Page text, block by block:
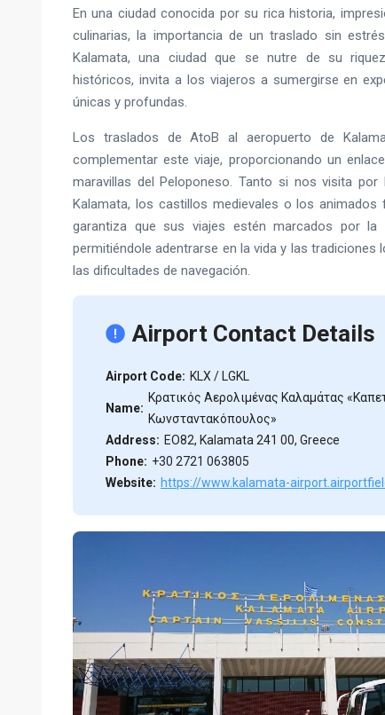
En una ciudad conocida por su rica historia,
culinarias, la importancia de un traslado sin
Kalamata, una ciudad que se nutre de su
históricos, invita a los viajeros a sumergirse en
únicas y profundas.
Los traslados de AtoB al aeropuerto de
complementar este viaje, proporcionando un
maravillas del Peloponeso. Tanto si nos visita
Kalamata, los castillos medievales o los animados
garantiza que sus viajes estén marcados por la
permitiéndole adentrarse en la vida y las tradiciones
las dificultades de navegación.
Airport Contact Details
Airport Code: KLX / LGKL
Name:
Κρατικός Αερολιμένας Καλαμάτας
Κωνσταντακόπουλος»
Address: EO82, Kalamata 241 00, Greece
Phone: +30 2721 063805
Website: https://www.kalamata-